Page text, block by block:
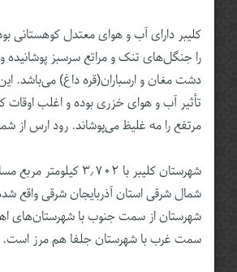
کلیبر دارای آب و هوای معتدل کوهستانی
را جنگل‌های تنک و مراتع سرسبز پوشانیده
دشت مغان و ارسباران(قره داغ) می‌باشد.
تأثیر آب و هوای خزری بوده و اغلب اوقات
مرتفع را مه غلیظ می‌پوشاند. رود ارس از
شهرستان کلیبر با ۳٫۷۰۲
شمال شرقی استان آذربایجان شرقی واقع
شهرستان از سمت جنوب با شهرستان‌های اهر
سمت غرب با شهرستان جلفا هم مرز است.